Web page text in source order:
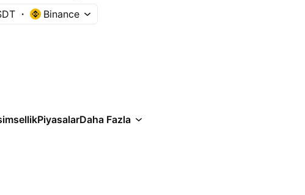
Binance
PiyasalarDaha Fazla